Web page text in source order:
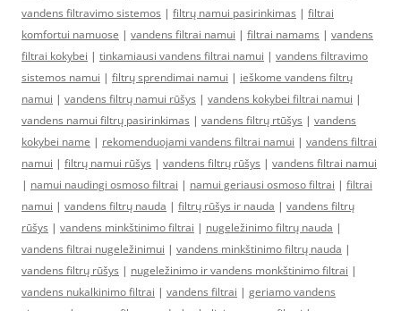
vandens filtravimo sistemos | filtrų namui pasirinkimas | filtrai
komfortui namuose | vandens filtrai namui | filtrai namams | vandens
filtrai kokybei | tinkamiausi vandens filtrai namui | vandens filtravimo
sistemos namui | filtrų sprendimai namui | ieškome vandens filtrų
namui | vandens filtrų namui rūšys | vandens kokybei filtrai namui |
vandens namui filtrų pasirinkimas | vandens filtrų rtūšys | vandens
kokybei name | rekomenduojami vandens filtrai namui | vandens filtrai
namui | filtrų namui rūšys | vandens filtrų rūšys | vandens filtrai namui
| namui naudingi osmoso filtrai | namui geriausi osmoso filtrai | filtrai
namui | vandens filtrų nauda | filtrų rūšys ir nauda | vandens filtrų
rūšys | vandens minkštinimo filtrai | nugeležinimo filtrų nauda |
vandens filtrai nugeležinimui | vandens minkštinimo filtrų nauda |
vandens filtrų rūšys | nugeležinimo ir vandens monkštinimo filtrai |
vandens nukalkinimo filtrai | vandens filtrai | geriamo vandens